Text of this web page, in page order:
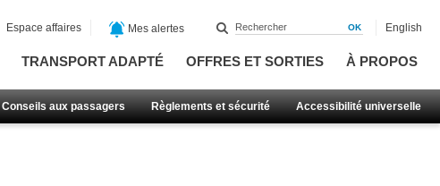
TRANSPORT ADAPTÉ OFFRES ET SORTIES À PROPOS
Conseils aux passagers Règlements et sécurité Accessibilité universelle
Espace affaires Mes alertes English